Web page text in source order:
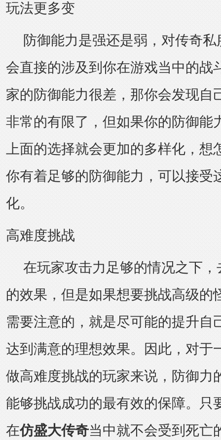
玩法更多变
防御能力是强还是弱，对传奇私
会直接的涉及到你在游戏当中的战
家的防御能力很差，那你会发现自
非常的有限了，但如果你的防御能
上面的选择就会更加的多样化，
你有着足够的防御能力，可以接受
化。
高难度挑战
在玩家攻击力足够的情况之下，
的效果，但是如果想要挑战高级的
需要注意的，就是尽可能的提升自
达到满意的理想效果。因此，对于
做高难度挑战的玩家来说，防御力
能够挑战成功的最有效的保障。只
在仿盛大传奇当中就不会受到死亡